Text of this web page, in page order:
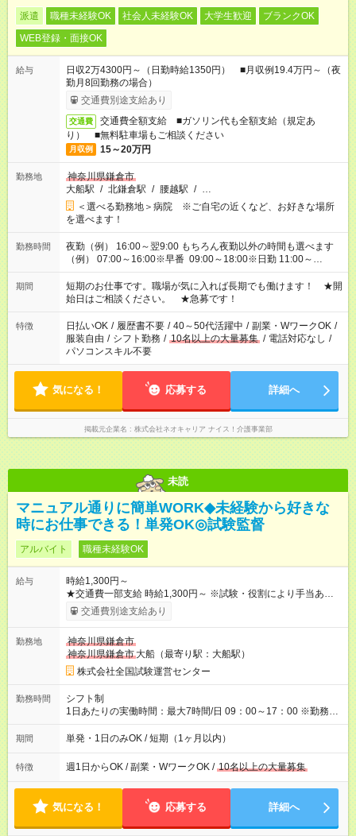
派遣 職種未経験OK 社会人未経験OK 大学生歓迎
ブランクOK
WEB登録・面接OK
給与
日収2万4300円～（日勤時給1350円） ■月収例19.4万円～（夜
勤月8回勤務の場合）
交通費別途支給あり
交通費
交通費全額支給 ■ガソリン代も全額支給（規定あ
り） ■無料駐車場もご相談ください
月収例 15～20万円
勤務地
神奈川県鎌倉市
大船駅 / 北鎌倉駅 / 腰越駅 / …
＜選べる勤務地＞病院 ※ご自宅の近くなど、お好きな場所
を選べます！
勤務時間
夜勤（例） 16:00～翌9:00 もちろん夜勤以外の時間も選べます
（例） 07:00～16:00※早番 09:00～18:00※日勤 11:00～
20:00※遅番 ※時間は、固定・選べる施設もあるので、ご希望が
あれば調整できます！ ※シフト制。勤務地により実働時間が異
なります。★家庭の都合でお休みが必要な場合も遠慮なくご相談
ください。
期間
短期のお仕事です。職場が気に入れば長期でも働けます！ ★開
始日はご相談ください。 ★急募です！
特徴 日払いOK / 履歴書不要 / 40～50代活躍中 / 副業・WワークOK /
服装自由 / シフト勤務 / 10名以上の大量募集 / 電話対応なし /
パソコンスキル不要
気になる！ 応募する 詳細へ
掲載元企業名 株式会社ネオキャリア ナイス！介護事業部
未読
マニュアル通りに簡単WORK◆未経験から好きな
時にお仕事できる！単発OK◎試験監督
アルバイト 職種未経験OK
給与
時給1,300円～
★交通費一部支給 時給1,300円～ ※試験・役割により手当あり ※
勤務回数により昇給あり 【即給（前払い）オプションあり！】
希望される場合、勤務から1週間ほどで給与の一部を受け取れま
河合塾模擬試験 8:30～17:30（休憩1時間） 時給1,300円×8時間
＝日収10,400円＋交通費 ※当日の役割により時給＋100円の場
合あり ・国家試験 7:00～13:30（休憩なし） 時給1,300円（役
割手当＋100円）×6時間＝日収8,400円＋交通費 【試用期間】試
用期間なし
交通費別途支給あり
勤務地
神奈川県鎌倉市
神奈川県鎌倉市 大船（最寄り駅：大船駅）
株式会社全国試験運営センター
勤務時間
シフト制
1日あたりの実働時間：最大7時間/日 09：00～17：00 ※勤務時
間は 試験により異なります。
期間 単発・1日のみOK / 短期（1ヶ月以内）
特徴 週1日からOK / 副業・WワークOK / 10名以上の大量募集
気になる！ 応募する 詳細へ